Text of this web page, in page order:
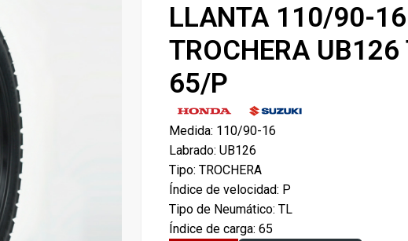
LLANTA 110/90-16
TROCHERA UB126
65/P
Medida: 110/90-16
Labrado: UB126
Tipo: TROCHERA
Índice de velocidad: P
Tipo de Neumático: TL
Índice de carga: 65